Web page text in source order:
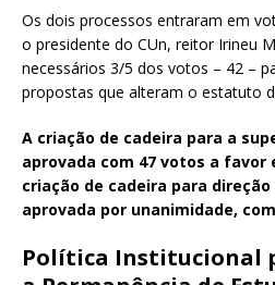
Os dois processos entraram em
o presidente do CUn, reitor Irineu
necessários 3/5 dos votos – 42 –
propostas que alteram o estatuto
A criação de cadeira para a
aprovada com 47 votos a favor
criação de cadeira para direção
aprovada por unanimidade,
Política Institucional